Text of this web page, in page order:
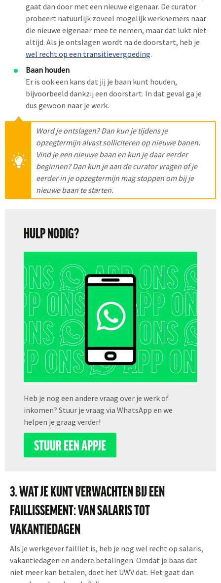
gaat dan door met een nieuwe eigenaar. De curator
probeert natuurlijk zoveel mogelijk werknemers naar
die nieuwe eigenaar mee te nemen, maar dat lukt niet
altijd. Als je ontslagen wordt na de doorstart, heb je
wel recht op een transitievergoeding.
Baan houden
Er is ook een kans dat jij je baan kunt houden,
bijvoorbeeld dankzij een doorstart. In dat geval ga je
dus gewoon naar je werk.
Word je ontslagen? Dan kun je tijdens je
opzegtermijn alvast solliciteren op nieuwe banen.
Vind je een nieuwe baan en kun je daar eerder
beginnen? Dan kun je aan de curator vragen of je
eerder in je opzegtermijn mag stoppen om bij je
nieuwe baan te starten.
HULP NODIG?
Heb je nog een andere vraag over je werk of
inkomen? Stuur je vraag via WhatsApp en we
helpen je graag verder!
STUUR EEN APPJE
3. WAT JE KUNT VERWACHTEN BIJ EEN
FAILLISSEMENT: VAN SALARIS TOT
VAKANTIEDAGEN
Als je werkgever failliet is, heb je nog wel recht op salaris,
vakantiedagen en andere betalingen. Omdat je baas dat
niet meer kan betalen, doet het UWV dat. Het gaat dan